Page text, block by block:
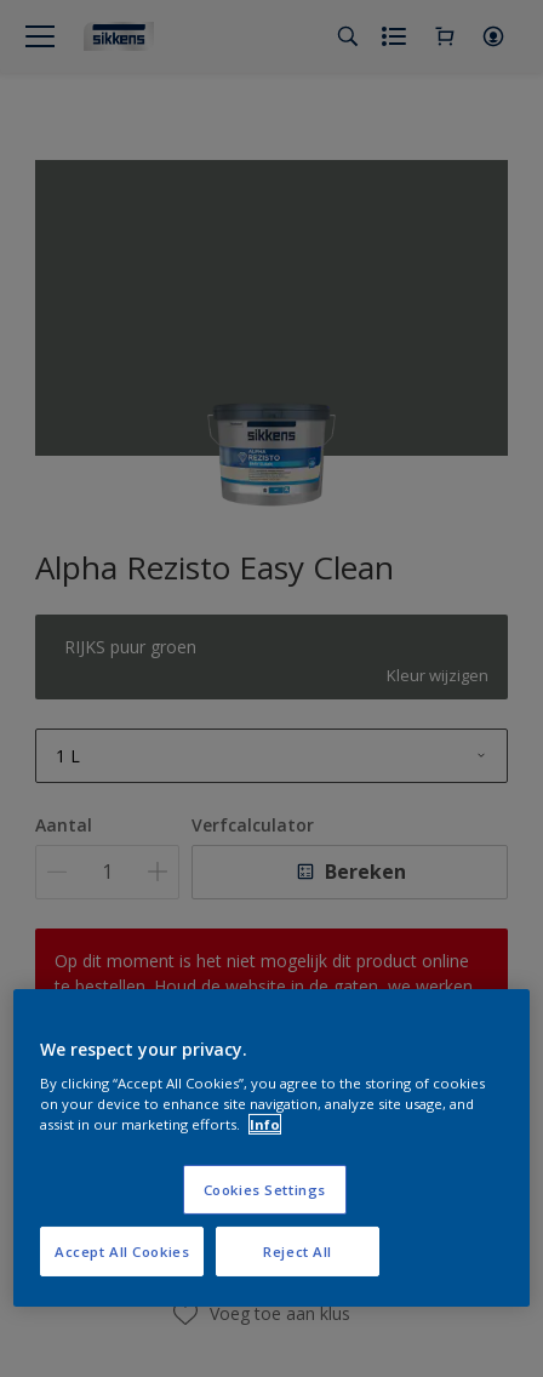
Alpha Rezisto Easy Clean
RIJKS puur groen
Kleur wijzigen
1 L
10 L
Aantal Verfcalculator
Bereken
Op dit moment is het niet mogelijk dit product online
te bestellen. Houd de website in de gaten, we werken
Boodschappenlijst
Vind een winkel
Voeg toe aan klus
We respect your privacy.
By clicking “Accept All Cookies”, you agree to the storing of cookies
on your device to enhance site navigation, analyze site usage, and
assist in our marketing efforts.
Info
Cookies Settings
Reject All
Accept All Cookies